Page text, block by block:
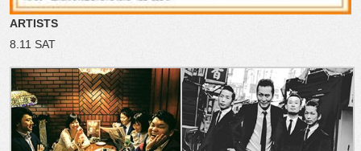
ARTISTS
8.11 SAT